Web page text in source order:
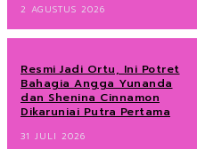
2 AGUSTUS 2026
Resmi Jadi Ortu, Ini Potret
Bahagia Angga Yunanda
dan Shenina Cinnamon
Dikaruniai Putra Pertama
31 JULI 2026